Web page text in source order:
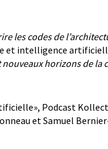
les codes de
et intelligence
horizons de la
Podcast
et Samuel